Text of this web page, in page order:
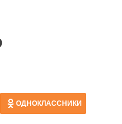
ОДНОКЛАССНИКИ